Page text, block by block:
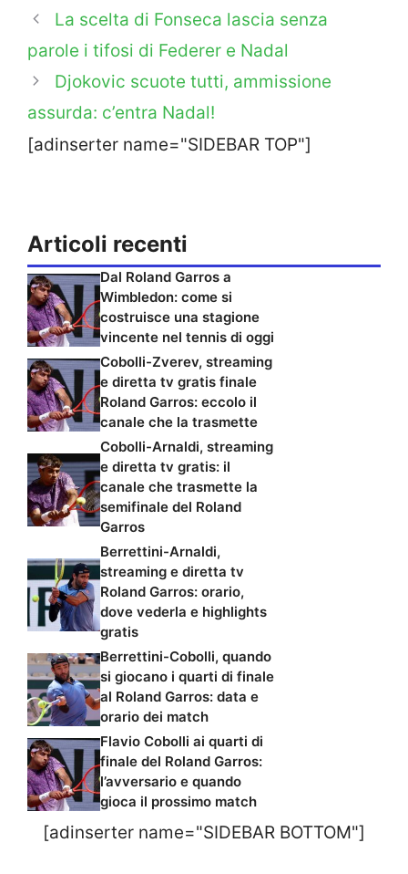
La scelta di Fonseca lascia senza
parole i tifosi di Federer e Nadal
Djokovic scuote tutti, ammissione
assurda: c’entra Nadal!
[adinserter name="SIDEBAR TOP"]
Articoli recenti
Dal Roland Garros a
Wimbledon: come si
costruisce una stagione
vincente nel tennis di oggi
Cobolli-Zverev, streaming
e diretta tv gratis finale
Roland Garros: eccolo il
canale che la trasmette
Cobolli-Arnaldi, streaming
e diretta tv gratis: il
canale che trasmette la
semifinale del Roland
Garros
Berrettini-Arnaldi,
streaming e diretta tv
Roland Garros: orario,
dove vederla e highlights
gratis
Berrettini-Cobolli, quando
si giocano i quarti di finale
al Roland Garros: data e
orario dei match
Flavio Cobolli ai quarti di
finale del Roland Garros:
l’avversario e quando
gioca il prossimo match
[adinserter name="SIDEBAR BOTTOM"]